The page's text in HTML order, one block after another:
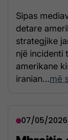
Sipas
detare
strategjike
një incidenti
amerikane
iranian...më
07/05/2026